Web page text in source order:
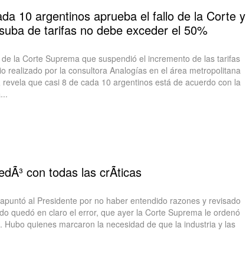
10 argentinos aprueba el fallo de la Corte y
de tarifas no debe exceder el 50%
la Corte Suprema que suspendió el incremento de las tarifas
realizado por la consultora Analogías en el área metropolitana
que casi 8 de cada 10 argentinos está de acuerdo con la
con todas las crÃ­ticas
al Presidente por no haber entendido razones y revisado
quedó en claro el error, que ayer la Corte Suprema le ordenó
Hubo quienes marcaron la necesidad de que la industria y las